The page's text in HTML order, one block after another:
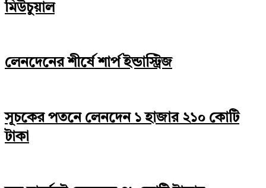
মিউচুয়াল
লেনদেনের শীর্ষে শার্প ইন্ডাস্ট্রিজ
সূচকের পতনে লেনদেন ১ হাজার ২১০ কোটি
টাকা